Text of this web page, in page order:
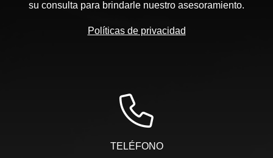
su consulta para brindarle nuestro asesoramiento.
Políticas de privacidad
TELÉFONO